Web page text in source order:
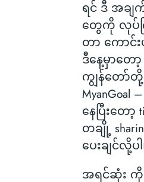
ရင် ဒီ အချ
တွေကို လုပ်
တာ ကောင်
ဒီနေ့မှာတော့
ကျွန်တော်တို့
MyanGoal
နေပြီးတော့
တချို့
ပေးချင်လို့ပါ
အရင်ဆုံး ကို